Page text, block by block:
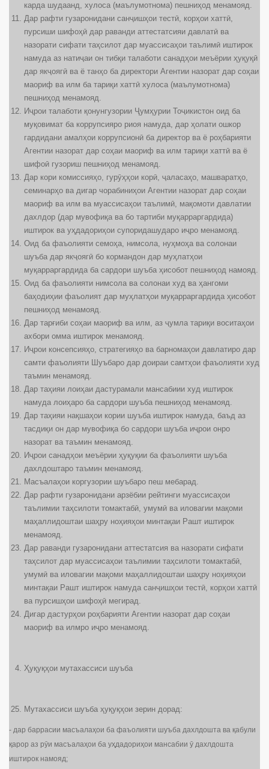
карда шудаанд, хулоса (маълумотнома) пешниҳод менамояд.
Дар рафти гузаронидани санҷишҳои тестӣ, корҳои хаттӣ,
пурсиши шифоҳӣ дар раванди аттестатсияи давлатӣ ва
назорати сифати таҳсилот дар муассисаҳои таълимӣ иштирок
намуда аз натиҷаи он тибқи талаботи санадҳои меъёрии ҳуқуқӣ
дар якҷоягӣ ва ё танҳо ба директори Агентии назорат дар соҳаи
маориф ва илм ба тариқи хаттӣ хулоса (маълумотнома)
пешниҳод менамояд.
Иҷрои талаботи қонунгузории Ҷумҳурии Тоҷикистон оид ба
муқовимат ба коррупсияро риоя намуда, дар ҳолати ошкор
гардидани амалҳои коррупсионӣ ба директор ва ё роҳбарияти
Агентии назорат дар соҳаи маориф ва илм тариқи хаттӣ ва ё
шифоӣ гузориш пешниҳод менамояд.
Дар кори комиссияҳо, гурӯҳҳои корӣ, ҷаласаҳо, машваратҳо,
семинарҳо ва дигар чорабиниҳои Агентии назорат дар соҳаи
маориф ва илм ва муассисаҳои таълимӣ, мақомоти давлатии
дахлдор (дар мувофиқа ва бо тартиби муқарраргардида)
иштирок ва уҳдадориҳои супоридашударо иҷро менамояд.
Оид ба фаъолияти семоҳа, нимсола, нуҳмоҳа ва солонаи
шуъба дар якҷоягӣ бо кормандон дар муҳлатҳои
муқарраргардида ба сардори шуъба ҳисобот пешниҳод намояд.
Оид ба фаъолияти нимсола ва солонаи худ ва ҳангоми
баҳодиҳии фаъолият дар муҳлатҳои муқарраргардида ҳисобот
пешниҳод менамояд.
Дар тарғиби соҳаи маориф ва илм, аз ҷумла тариқи воситаҳои
ахбори омма иштирок менамояд.
Иҷрои консепсияҳо, стратегияҳо ва барномаҳои давлатиро дар
самти фаъолияти Шуъбаро дар доираи самтҳои фаъолияти худ
таъмин менамояд.
Дар таҳияи лоиҳаи дастурамали мансабиии худ иштирок
намуда лоиҳаро ба сардори шуъба пешниҳод менамояд.
Дар таҳияи нақшаҳои кории шуъба иштирок намуда, баъд аз
тасдиқи он дар мувофиқа бо сардори шуъба иҷрои онро
назорат ва таъмин менамояд.
Иҷрои санадҳои меъёрии ҳуқуқии ба фаъолияти шуъба
дахлдоштаро таъмин менамояд.
Масъалаҳои коргузории шуъбаро пеш мебарад.
Дар рафти гузаронидани арзёбии рейтинги муассисаҳои
таълимии таҳсилоти томактабӣ, умумӣ ва иловагии мақоми
маҳаллидоштаи шаҳру ноҳияҳои минтақаи Рашт иштирок
менамояд.
Дар раванди гузаронидани аттестатсия ва назорати сифати
таҳсилот дар муассисаҳои таълимии таҳсилоти томактабӣ,
умумӣ ва иловагии мақоми маҳаллидоштаи шаҳру ноҳияҳои
минтақаи Рашт иштирок намуда санҷишҳои тестӣ, корҳои хаттӣ
ва пурсишҳои шифоҳӣ мегирад.
Дигар дастурҳои роҳбарияти Агентии назорат дар соҳаи
маориф ва илмро иҷро менамояд.
Ҳуқуқҳои мутахассиси шуъба
Мутахассиси шуъба ҳуқуқҳои зерин дорад:
- дар баррасии масъалаҳои ба фаъолияти шуъба дахлдошта ва қабули
қарор аз рӯи масъалаҳои ба уҳдадориҳои мансабии ӯ дахлдошта
иштирок намояд;